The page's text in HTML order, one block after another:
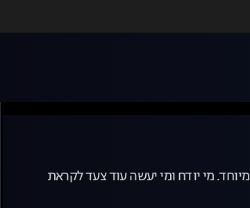
אחרונים מגיעים להדחה מפחידה במיוחד. מי יודח ומי יעשה עוד צעד לקראת